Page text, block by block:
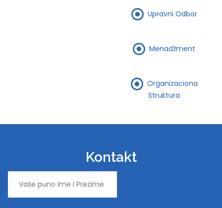
Upravni Odbor
Menadžment
Organizaciona
Struktura
Kontakt